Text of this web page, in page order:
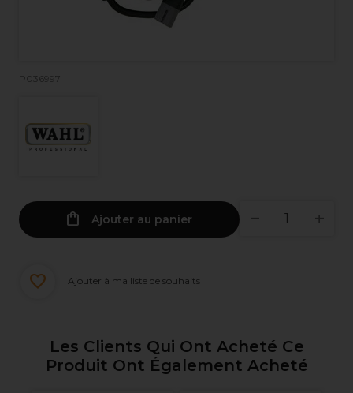
P036997
Ajouter au panier
Ajouter à ma liste de souhaits
Les Clients Qui Ont Acheté Ce
Produit Ont Également Acheté